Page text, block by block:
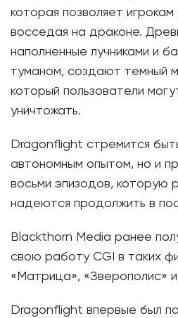
которая позволяет
восседая на драконе.
наполненные лучниками и
туманом, создают темный
который пользователи
уничтожать.
Dragonflight стремится
автономным опытом, но и
восьми эпизодов, которую
надеются продолжить в
Blackthorn Media ранее
свою работу CGI в таких
«Матрица», «Зверополис»
Dragonflight впервые был